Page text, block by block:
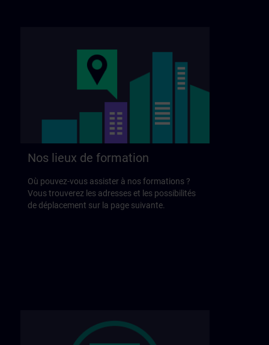
Nos lieux de formation
Où pouvez-vous assister à nos formations ?
Vous trouverez les adresses et les possibilités
de déplacement sur la page suivante.